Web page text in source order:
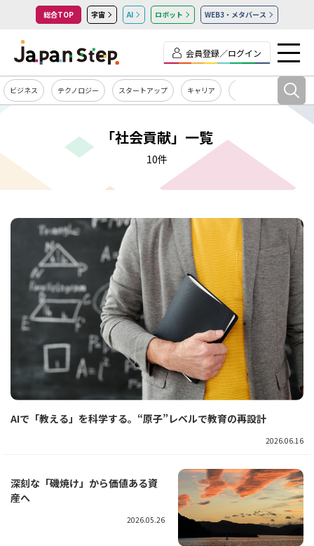
総合TOP 宇宙 AI ロボット WEB3・メタバース
会員登録／ログイン
ビジネス テクノロジー スタートアップ キャリア
「社会貢献」一覧
10件
AIで「教える」を科学する。“原子”レベルで教育の再設計
2026.06.16
深刻な「磯焼け」から価値ある資
産へ
2026.05.26